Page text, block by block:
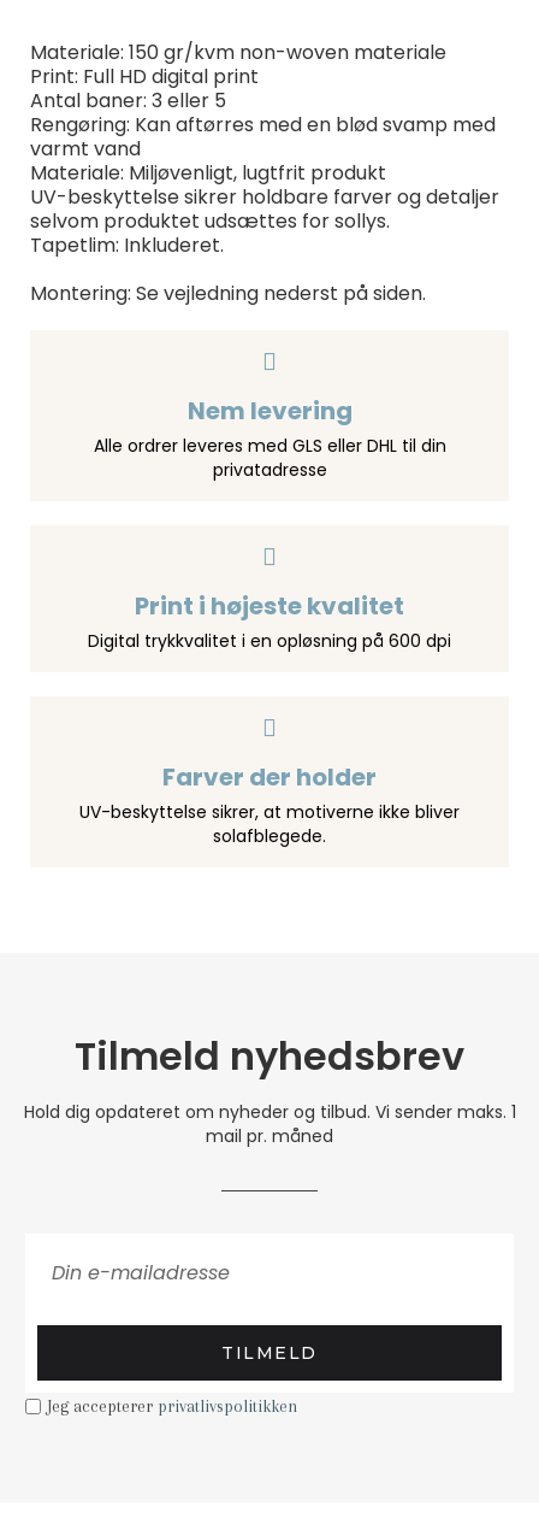
Materiale: 150 gr/kvm non-woven materiale
Print: Full HD digital print
Antal baner: 3 eller 5
Rengøring: Kan aftørres med en blød svamp med
varmt vand
Materiale: Miljøvenligt, lugtfrit produkt
UV-beskyttelse sikrer holdbare farver og detaljer
selvom produktet udsættes for sollys.
Tapetlim: Inkluderet.
Montering: Se vejledning nederst på siden.
Nem levering
Alle ordrer leveres med GLS eller DHL til din
privatadresse
Print i højeste kvalitet
Digital trykkvalitet i en opløsning på 600 dpi
Farver der holder
UV-beskyttelse sikrer, at motiverne ikke bliver
solafblegede.
Tilmeld nyhedsbrev
Hold dig opdateret om nyheder og tilbud. Vi sender maks. 1
mail pr. måned
TILMELD
Jeg accepterer privatlivspolitikken